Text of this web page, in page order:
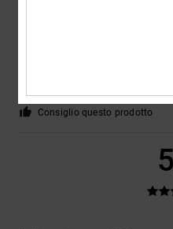
Materiale: 4/5 Colore: 5/5
Consiglio questo prodotto
5